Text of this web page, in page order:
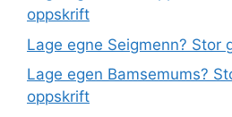
oppskrift
Lage egne Seigmenn? Stor
Lage egen Bamsemums?
oppskrift